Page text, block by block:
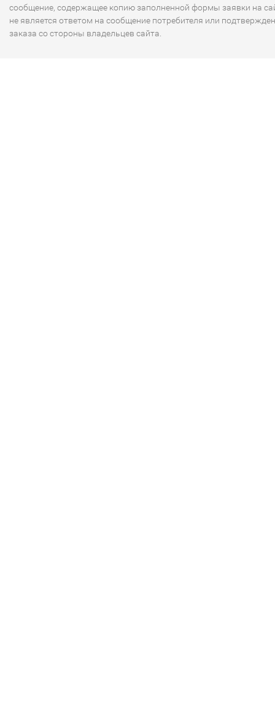
сообщение, содержащее копию заполненной формы заявки на
не является ответом на сообщение потребителя или
заказа со стороны владельцев сайта.